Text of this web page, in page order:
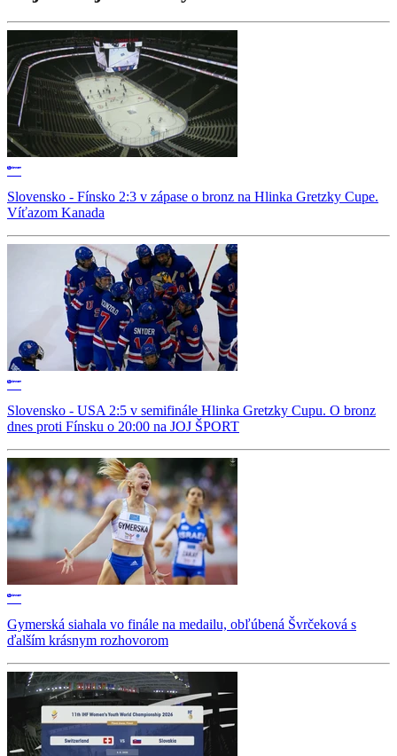
Slovensko - Fínsko 2:3 v zápase o bronz na Hlinka Gretzky Cupe.
Víťazom Kanada
Slovensko - USA 2:5 v semifinále Hlinka Gretzky Cupu. O bronz
dnes proti Fínsku o 20:00 na JOJ ŠPORT
Gymerská siahala vo finále na medailu, obľúbená Švrčeková s
ďalším krásnym rozhovorom